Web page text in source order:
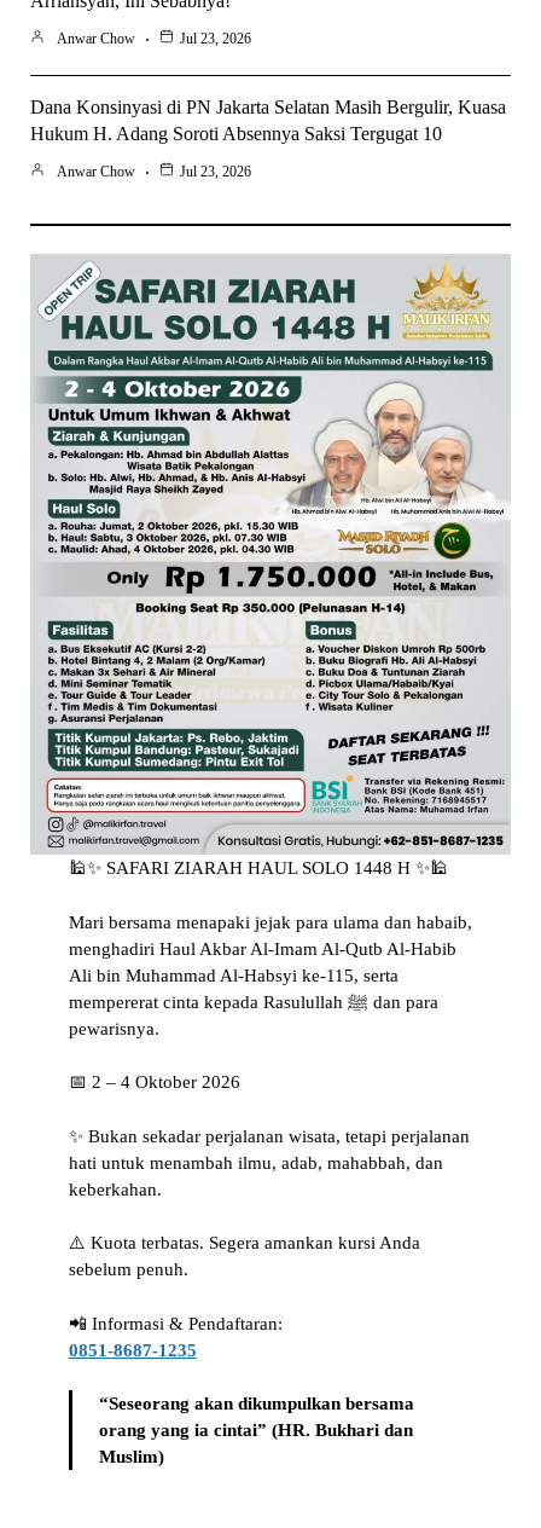
Anwar Chow Jul 23, 2026
Dana Konsinyasi di PN Jakarta Selatan Masih Bergulir, Kuasa
Hukum H. Adang Soroti Absennya Saksi Tergugat 10
Anwar Chow Jul 23, 2026
🕌✨ SAFARI ZIARAH HAUL SOLO 1448 H ✨🕌
Mari bersama menapaki jejak para ulama dan habaib,
menghadiri Haul Akbar Al-Imam Al-Qutb Al-Habib
Ali bin Muhammad Al-Habsyi ke-115, serta
mempererat cinta kepada Rasulullah ﷺ dan para
pewarisnya.
📅 2 – 4 Oktober 2026
✨ Bukan sekadar perjalanan wisata, tetapi perjalanan
hati untuk menambah ilmu, adab, mahabbah, dan
keberkahan.
⚠️ Kuota terbatas. Segera amankan kursi Anda
sebelum penuh.
📲 Informasi & Pendaftaran:
0851-8687-1235
“Seseorang akan dikumpulkan bersama
orang yang ia cintai” (HR. Bukhari dan
Muslim)